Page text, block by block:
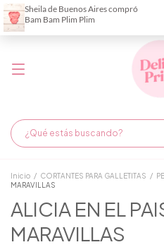
Demora de fabricación
Inicio / CORTANTES PARA GALLETITAS /
MARAVILLAS
ALICIA EN EL
MARAVILLAS